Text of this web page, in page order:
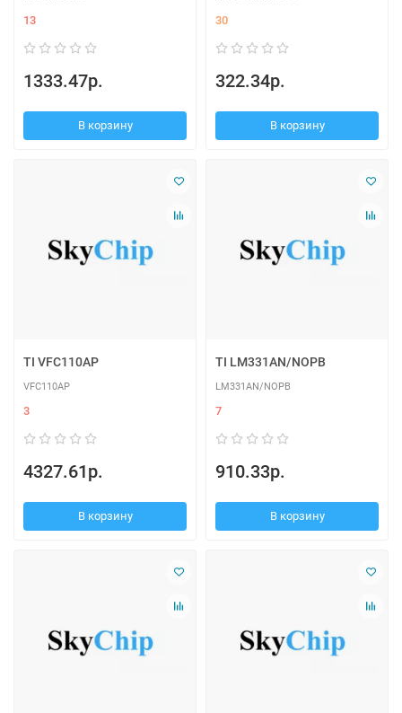
13
1333.47р.
В корзину
30
322.34р.
В корзину
TI VFC110AP
VFC110AP
3
4327.61р.
В корзину
TI LM331AN/NOPB
LM331AN/NOPB
7
910.33р.
В корзину